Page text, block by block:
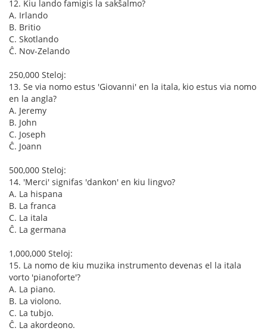
12. Kiu lando famigis la sakŝalmo?
A. Irlando
B. Britio
C. Skotlando
Ĉ. Nov-Zelando
250,000 Steloj:
13. Se via nomo estus 'Giovanni' en la itala, kio estus via nomo
en la angla?
A. Jeremy
B. John
C. Joseph
Ĉ. Joann
500,000 Steloj:
14. 'Merci' signifas 'dankon' en kiu lingvo?
A. La hispana
B. La franca
C. La itala
Ĉ. La germana
1,000,000 Steloj:
15. La nomo de kiu muzika instrumento devenas el la itala
vorto 'pianoforte'?
A. La piano.
B. La violono.
C. La tubjo.
Ĉ. La akordeono.